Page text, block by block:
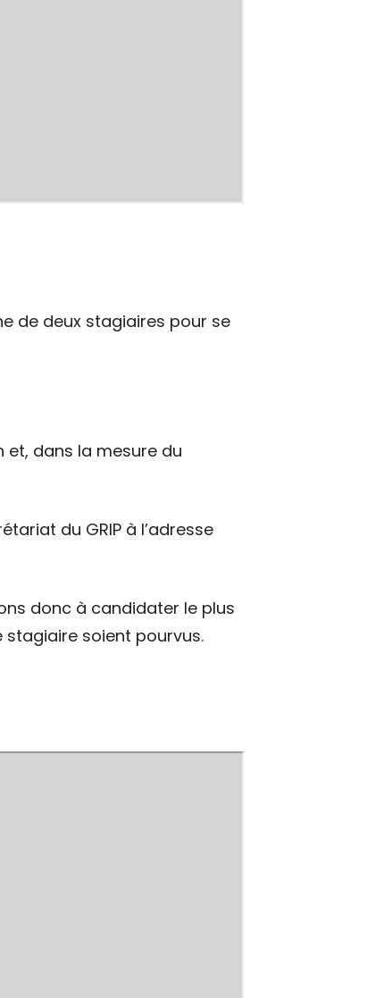
de deux stagiaires pour se
dans la mesure du
du GRIP à l’adresse
donc à candidater le plus
stagiaire soient pourvus.